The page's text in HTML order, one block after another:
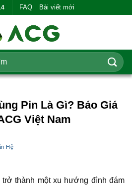
FAQ Bài viết mới
Pin Là Gì? Báo Giá
Việt Nam
Hệ
thành một xu hướng đình đám